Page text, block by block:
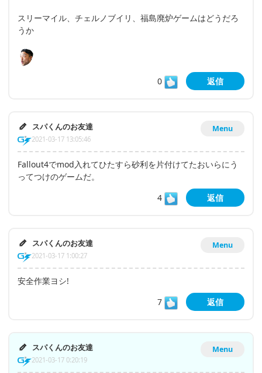
スリーマイル、チェルノブイリ、福島廃炉ゲームはどうだろ
うか
0 返信
Menu
スパくんのお友達
2021-03-17 13:05:46
Fallout4でmod入れてひたすら砂利を片付けてたおいらにう
ってつけのゲームだ。
4
返信
Menu
スパくんのお友達
2021-03-17 1:00:27
安全作業ヨシ!
7
返信
Menu
スパくんのお友達
2021-03-17 0:20:19